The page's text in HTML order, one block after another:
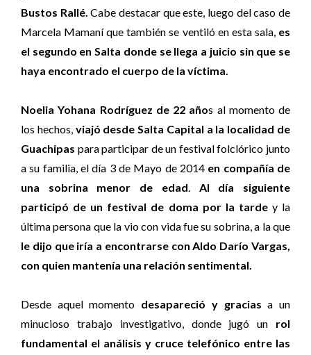
Bustos Rallé. Cabe destacar que este, luego del caso de
Marcela Mamaní que también se ventiló en esta sala, es
el segundo en Salta donde se llega a juicio sin que se
haya encontrado el cuerpo de la víctima.
Noelia Yohana Rodríguez de 22 años al momento de
los hechos, viajó desde Salta Capital a la localidad de
Guachipas para participar de un festival folclórico junto
a su familia, el día 3 de Mayo de 2014 en compañía de
una sobrina menor de edad. Al día siguiente
participó de un festival de doma por la tardey la
última persona que la vio con vida fue su sobrina, a la que
le dijo que iría a encontrarse con Aldo Darío Vargas,
con quien mantenía una relación sentimental.
Desde aquel momento desapareció y gracias a un
minucioso trabajo investigativo, donde jugó un rol
fundamental el análisis y cruce telefónico entre las